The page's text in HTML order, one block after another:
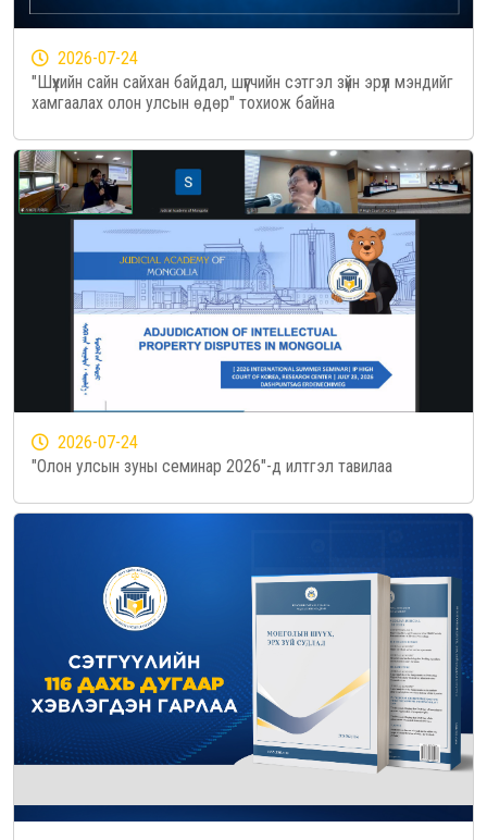
2026-07-24
"Шүүхийн сайн сайхан байдал, шүүгчийн сэтгэл зүйн эрүүл мэндийг
хамгаалах олон улсын өдөр" тохиож байна
2026-07-24
"Олон улсын зуны семинар 2026"-д илтгэл тавилаа